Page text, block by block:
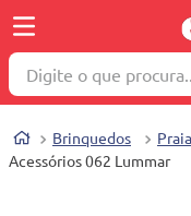
Digite o que procura...
Brinquedos
Acessórios 062 Lummar